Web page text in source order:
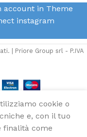
account in Theme
instagram
| Priore Group srl - P.IVA
cookie o
e, con il tuo
finalità come